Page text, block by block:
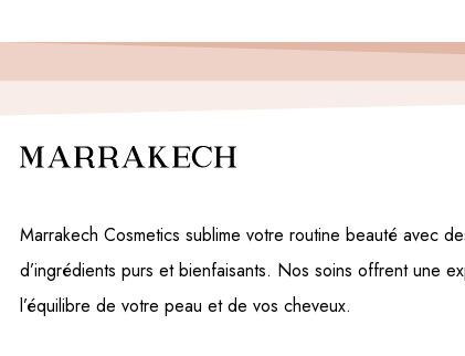
Marrakech Cosmetics sublime votre routine beauté avec
d’ingrédients purs et bienfaisants. Nos soins offrent une
l’équilibre de votre peau et de vos cheveux.